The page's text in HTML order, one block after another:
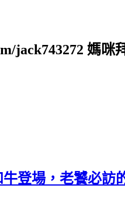
jack743272 媽
登場，老饕必訪